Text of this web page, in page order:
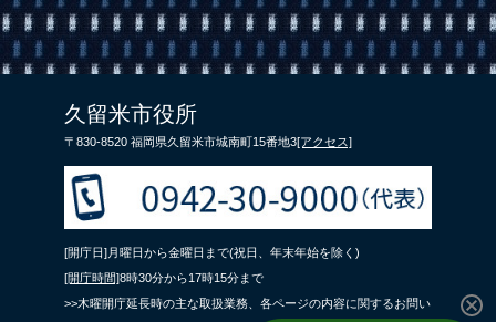
久留米市役所
〒830-8520 福岡県久留米市城南町15番地3[アクセス]
[開庁日]月曜日から金曜日まで(祝日、年末年始を除く)
[開庁時間]8時30分から17時15分まで
>>木曜開庁延長時の主な取扱業務、各ページの内容に関するお問い